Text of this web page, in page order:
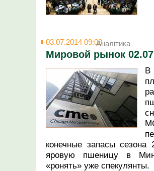
03.07.2014 09:08Аналітика
Мировой рынок
В
конечные запасы
яровую пшеницу в
«ронять» уже спекулянты.